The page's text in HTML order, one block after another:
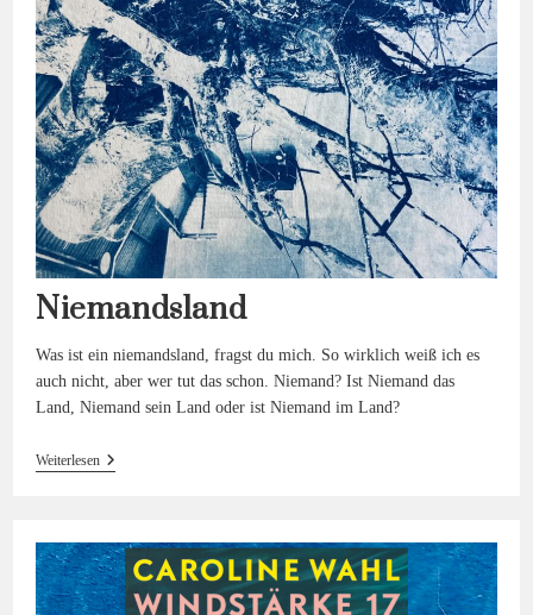
Niemandsland
Was ist ein niemandsland, fragst du mich. So wirklich weiß ich es
auch nicht, aber wer tut das schon. Niemand? Ist Niemand das
Land, Niemand sein Land oder ist Niemand im Land?
WeiterlesenNiemandsland